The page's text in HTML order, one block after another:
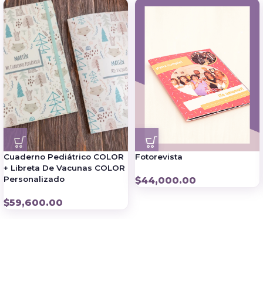
Cuaderno Pediátrico COLOR
+ Libreta De Vacunas COLOR
Personalizado
$59,600.00
Fotorevista
$44,000.00